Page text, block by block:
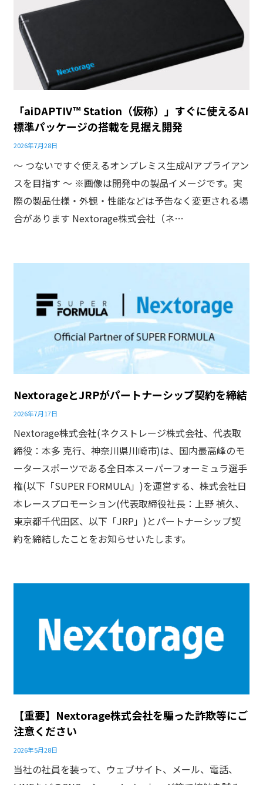
「aiDAPTIV™ Station（仮称）」すぐに使えるAI
標準パッケージの搭載を見据え開発
2026年7月28日
～ つないですぐ使えるオンプレミス生成AIアプライアン
スを目指す ～ ※画像は開発中の製品イメージです。実
際の製品仕様・外観・性能などは予告なく変更される場
合があります Nextorage株式会社（ネ…
NextorageとJRPがパートナーシップ契約を締結
2026年7月17日
Nextorage株式会社(ネクストレージ株式会社、代表取
締役：本多 克行、神奈川県川崎市)は、国内最高峰のモ
ータースポーツである全日本スーパーフォーミュラ選手
権(以下「SUPER FORMULA」)を運営する、株式会社日
本レースプロモーション(代表取締役社⻑：上野 禎久、
東京都千代⽥区、以下「JRP」)とパートナーシップ契
約を締結したことをお知らせいたします。
【重要】Nextorage株式会社を騙った詐欺等にご
注意ください
2026年5月28日
当社の社員を装って、ウェブサイト、メール、電話、